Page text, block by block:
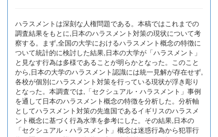
ハラスメントは深刻な人権問題である。本稿ではこれまでの
調査結果をもとに,日本のハラスメント対策の現状について考
察する。まず,全国の大学におけるハラスメント概念の特徴に
ついて統計的に検討した結果,日本の大学が「ハラスメント」
と見なす行為は多様であることが明らかとなった。このこと
から,日本の大学のハラスメント認識には統一見解が存在せず,
各校が個別にハラスメント対策を行っている現状が浮き彫り
となった。本調査では,「セクシュアル・ハラスメント」事例
を通して日本のハラスメント概念の特徴を分析した。分析軸
としてハラスメント対策の先進国であるイギリスのハラスメ
ント概念に基づく行為水準を参考にした。その結果,日本の
「セクシュアル・ハラスメント」概念は迷惑行為から犯罪行